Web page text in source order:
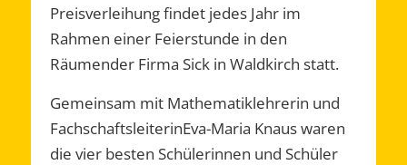
Preisverleihung findet jedes Jahr im
Rahmen einer Feierstunde in den
Räumender Firma Sick in Waldkirch statt.
Gemeinsam mit Mathematiklehrerin und
FachschaftsleiterinEva-Maria Knaus waren
die vier besten Schülerinnen und Schüler